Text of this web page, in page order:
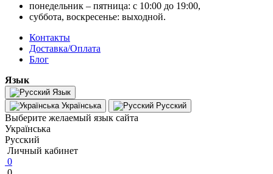
понедельник – пятница: с 10:00 до 19:00,
суббота, воскресенье: выходной.
Контакты
Доставка/Оплата
Блог
Язык
Язык
Українська
Русский
Выберите желаемый язык сайта
Українська
Русский
Личный кабинет
0